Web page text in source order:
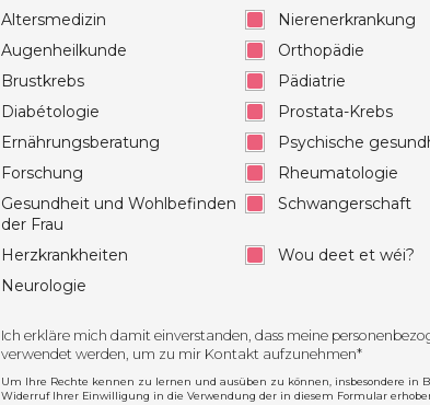
Altersmedizin
Augenheilkunde
Brustkrebs
Diabétologie
Ernährungsberatung
Forschung
Gesundheit und Wohlbefinden
der Frau
Herzkrankheiten
Neurologie
Nierenerkrankung
Orthopädie
Pädiatrie
Prostata-Krebs
Psychische
Rheumatologie
Schwangerschaft
Wou deet et wéi?
Ich erkläre mich damit einverstanden, dass meine
verwendet werden, um zu mir Kontakt aufzunehmen*
Um Ihre Rechte kennen zu lernen und ausüben zu können, insbesondere in
Widerruf Ihrer Einwilligung in die Verwendung der in diesem Formular